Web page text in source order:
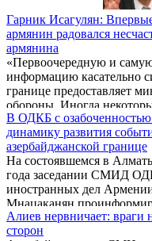
Гарник Исагулян:
армянин радовался
армянина
«Первоочередную и
информацию касательно
границе предоставляет
обороны. Иногда
представляется ситуация,
ничего общего с
пресс-конференции заявил
советник-консультант
представительства
Армении Гарник
В ОДКБ с
динамику развития
азербайджанской границе
На состоявшемся в
года заседании СМИД
иностранных дел
Мнацаканян
коллег и Генерального
фиксируемой
Алиев нервничает: враги
сторон